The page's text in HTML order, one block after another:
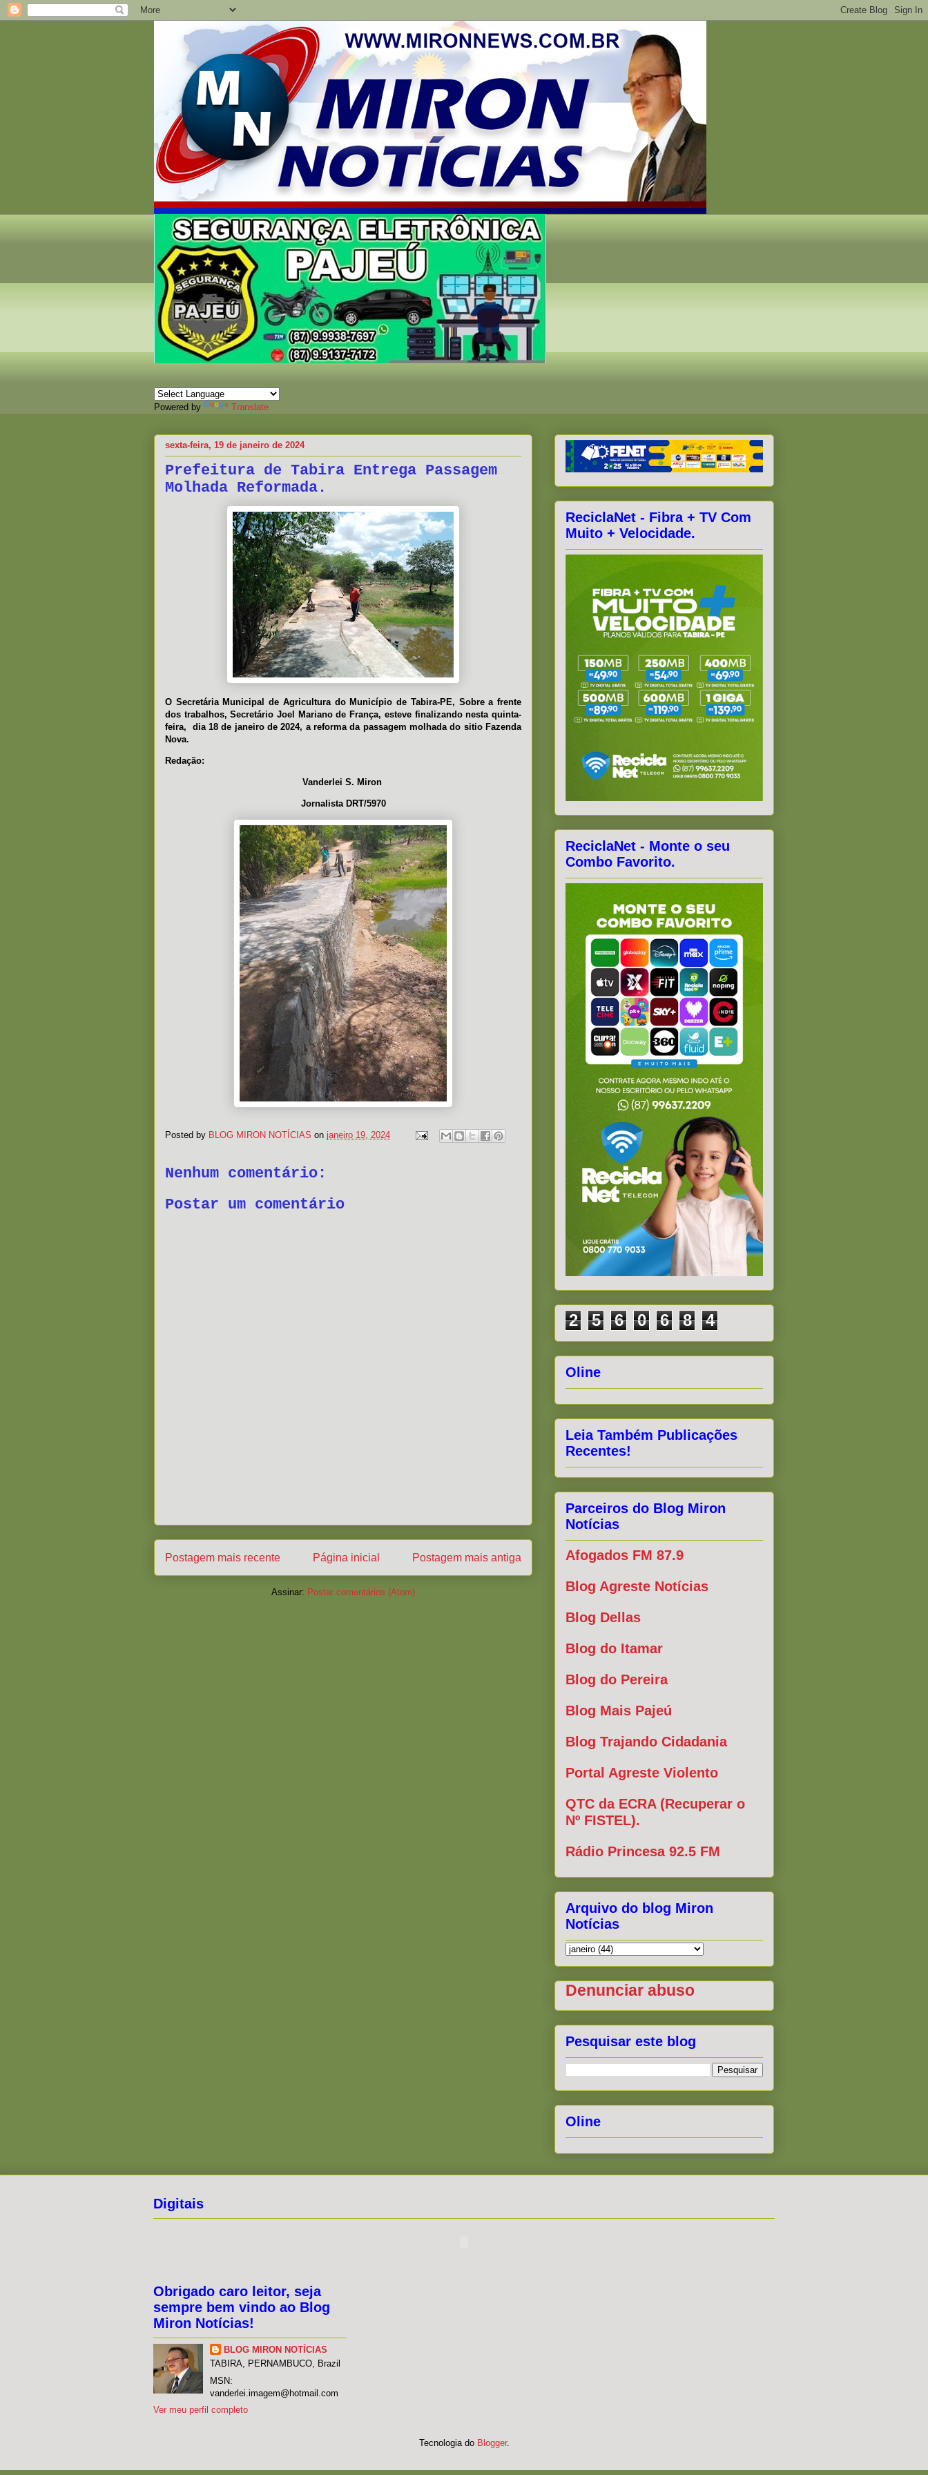
Powered by Translate
sexta-feira, 19 de janeiro de 2024
Prefeitura de Tabira Entrega Passagem
Molhada Reformada.
O Secretária Municipal de Agricultura do Município de Tabira-PE, Sobre a frente
dos trabalhos, Secretário Joel Mariano de França, esteve finalizando nesta quinta-
feira, dia 18 de janeiro de 2024, a reforma da passagem molhada do sitio Fazenda
Nova.
Redação:
Vanderlei S. Miron
Jornalista DRT/5970
Posted by BLOG MIRON NOTÍCIAS on janeiro 19, 2024
Nenhum comentário:
Postar um comentário
Postagem mais recente Postagem mais antiga
Página inicial
Assinar: Postar comentários (Atom)
ReciclaNet - Fibra + TV Com
Muito + Velocidade.
ReciclaNet - Monte o seu
Combo Favorito.
2 5 6 0 6 8 4
Oline
Leia Também Publicações
Recentes!
Parceiros do Blog Miron
Notícias
Afogados FM 87.9
Blog Agreste Notícias
Blog Dellas
Blog do Itamar
Blog do Pereira
Blog Mais Pajeú
Blog Trajando Cidadania
Portal Agreste Violento
QTC da ECRA (Recuperar o
Nº FISTEL).
Rádio Princesa 92.5 FM
Arquivo do blog Miron
Notícias
Denunciar abuso
Pesquisar este blog
Oline
Digitais
Obrigado caro leitor, seja
sempre bem vindo ao Blog
Miron Notícias!
BLOG MIRON NOTÍCIAS
TABIRA, PERNAMBUCO, Brazil
MSN:
vanderlei.imagem@hotmail.com
Ver meu perfil completo
Tecnologia do Blogger.